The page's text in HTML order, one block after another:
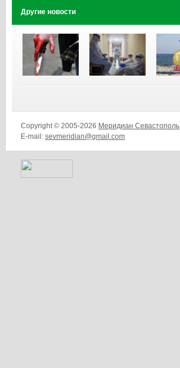
Другие новости
Copyright © 2005-2026 Меридиан Севастополь
E-mail: sevmeridian@gmail.com